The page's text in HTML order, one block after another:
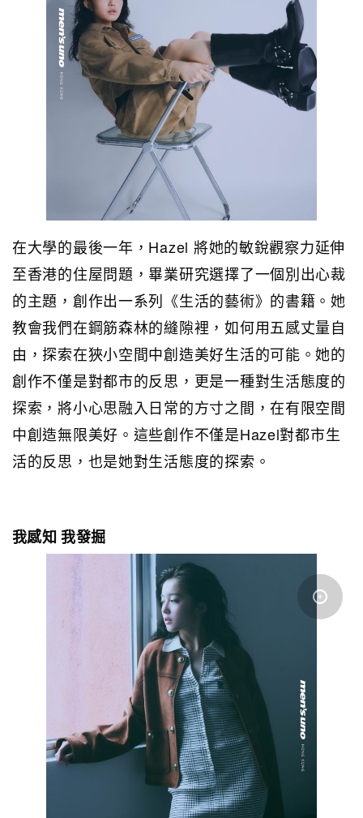
在大學的最後一年，Hazel 將她的敏銳觀察力延伸
至香港的住屋問題，畢業研究選擇了一個別出心裁
的主題，創作出一系列《生活的藝術》的書籍。她
教會我們在鋼筋森林的縫隙裡，如何用五感丈量自
由，探索在狹小空間中創造美好生活的可能。她的
創作不僅是對都市的反思，更是一種對生活態度的
探索，將小心思融入日常的方寸之間，在有限空間
中創造無限美好。這些創作不僅是Hazel對都市生
活的反思，也是她對生活態度的探索。
我感知 我發掘